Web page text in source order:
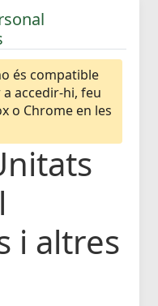
és compatible
accedir-hi, feu
o Chrome en les
i altres